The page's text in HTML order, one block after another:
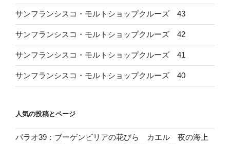
サンフランシスコ・モルトショップクルーズ 43
サンフランシスコ・モルトショップクルーズ 42
サンフランシスコ・モルトショップクルーズ 41
サンフランシスコ・モルトショップクルーズ 40
人気の投稿とページ
パラオ39：ブーゲンビリアの花びら カエル 夜の海上